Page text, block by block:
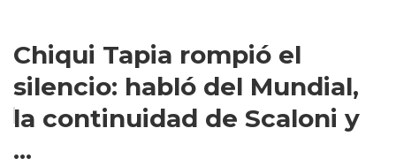
Chiqui Tapia rompió el
silencio: habló del Mundial,
la continuidad de Scaloni y
...